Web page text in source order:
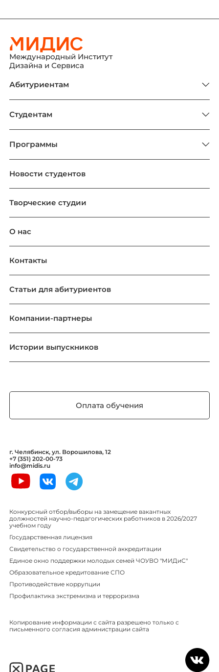
Международный Институт
Дизайна и Сервиса
Новости студентов
Творческие студии
О нас
Контакты
Статьи для абитуриентов
Компании-партнеры
Истории выпускников
Программы
Абитуриентам
Студентам
Оплата обучения
г. Челябинск, ул. Ворошилова, 12
+7 (351) 202-00-73
info@midis.ru
Конкурсный отбор/выборы на замещение вакантных
должностей научно-педагогических работников в 2026/2027
учебном году
Государственная лицензия
Свидетельство о государственной аккредитации
Единое окно поддержки молодых семей ЧОУВО "МИДиС"
Образовательное кредитование СПО
Противодействие коррупции
Профилактика экстремизма и терроризма
Копирование информации с сайта разрешено только с
письменного согласия администрации сайта